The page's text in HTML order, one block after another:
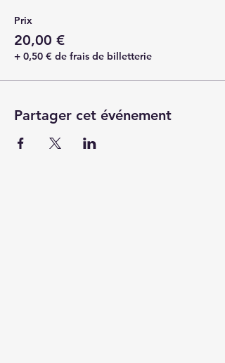
Prix
20,00 €
+ 0,50 € de frais de billetterie
Partager cet événement